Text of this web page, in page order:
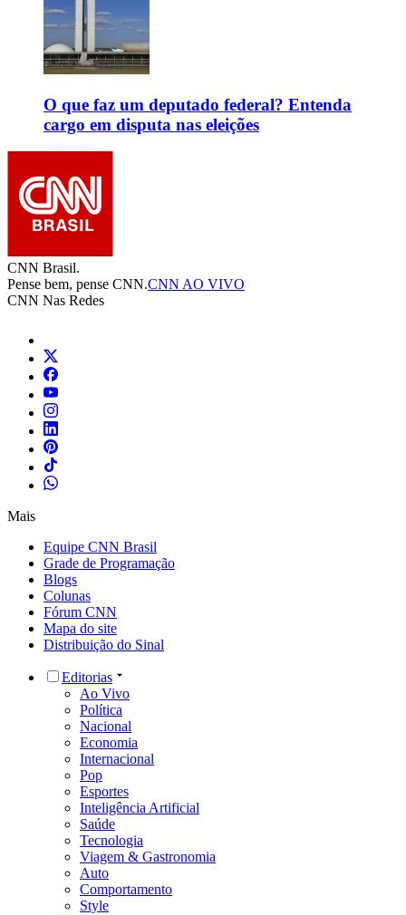
O que faz um deputado federal? Entenda
cargo em disputa nas eleições
CNN Brasil.
Pense bem, pense CNN.CNN AO VIVO
CNN Nas Redes
Mais
Equipe CNN Brasil
Grade de Programação
Blogs
Colunas
Fórum CNN
Mapa do site
Distribuição do Sinal
Editorias
Ao Vivo
Política
Nacional
Economia
Internacional
Pop
Esportes
Inteligência Artificial
Saúde
Tecnologia
Viagem & Gastronomia
Auto
Comportamento
Style